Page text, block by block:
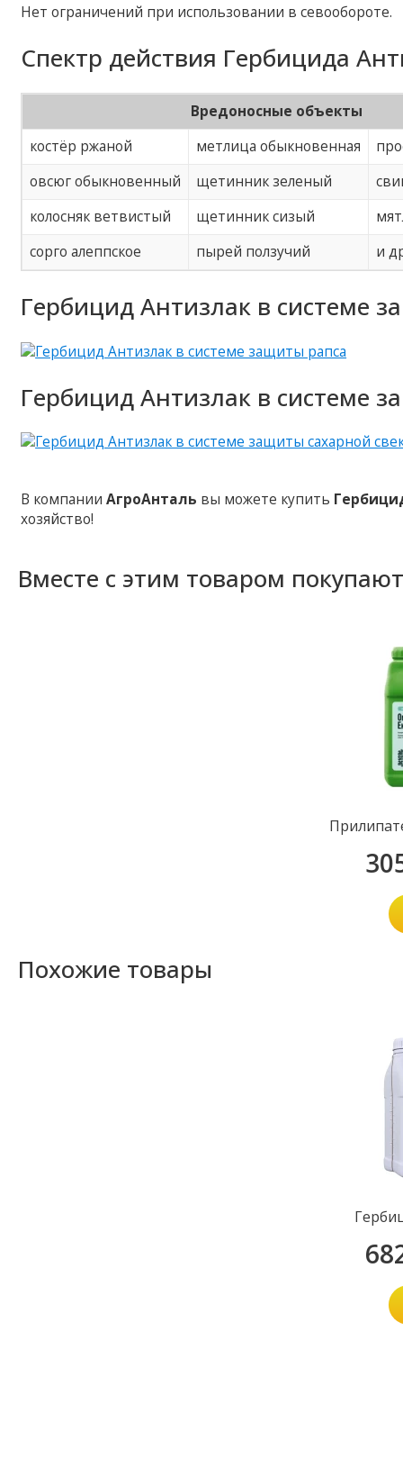
Нет ограничений при использовании в севообороте.
Спектр действия Гербицида
Вредоносные объекты
костёр ржаной
метлица обыкновенная
овсюг обыкновенный
щетинник зеленый
колосняк ветвистый
щетинник сизый
сорго алеппское
пырей ползучий и
Гербицид Антизлак в системе
Гербицид Антизлак в системе
В компанииАгроАнталь вы можете купить
хозяйство!
Вместе с этим товаром покупают
Похожие товары